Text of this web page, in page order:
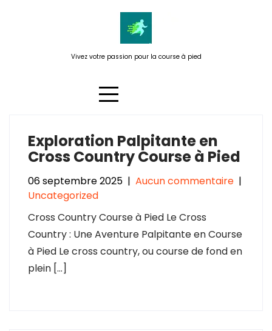
Vivez votre passion pour la course à pied
Étiquette :palpitante
Exploration Palpitante en
Cross Country Course à Pied
06 septembre 2025 | Aucun commentaire |
Uncategorized
Cross Country Course à Pied Le Cross
Country : Une Aventure Palpitante en Course
à Pied Le cross country, ou course de fond en
plein […]